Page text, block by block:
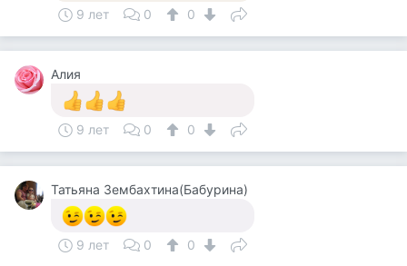
9 лет 0 0
Алия
9 лет 0 0
Татьяна Зембахтина(Бабурина)
9 лет 0 0